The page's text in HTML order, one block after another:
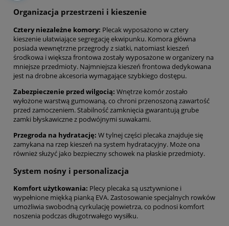
Organizacja przestrzeni i kieszenie
Cztery niezależne komory: Plecak wyposażono w cztery
kieszenie ułatwiające segregację ekwipunku. Komora główna
posiada wewnętrzne przegrody z siatki, natomiast kieszeń
środkowa i większa frontowa zostały wyposażone w organizery na
mniejsze przedmioty. Najmniejsza kieszeń frontowa dedykowana
jest na drobne akcesoria wymagające szybkiego dostępu.
Zabezpieczenie przed wilgocią: Wnętrze komór zostało
wyłożone warstwą gumowaną, co chroni przenoszoną zawartość
przed zamoczeniem. Stabilność zamknięcia gwarantują grube
zamki błyskawiczne z podwójnymi suwakami.
Przegroda na hydratację: W tylnej części plecaka znajduje się
zamykana na rzep kieszeń na system hydratacyjny. Może ona
również służyć jako bezpieczny schowek na płaskie przedmioty.
System nośny i personalizacja
Komfort użytkowania: Plecy plecaka są usztywnione i
wypełnione miękką pianką EVA. Zastosowanie specjalnych rowków
umożliwia swobodną cyrkulację powietrza, co podnosi komfort
noszenia podczas długotrwałego wysiłku.